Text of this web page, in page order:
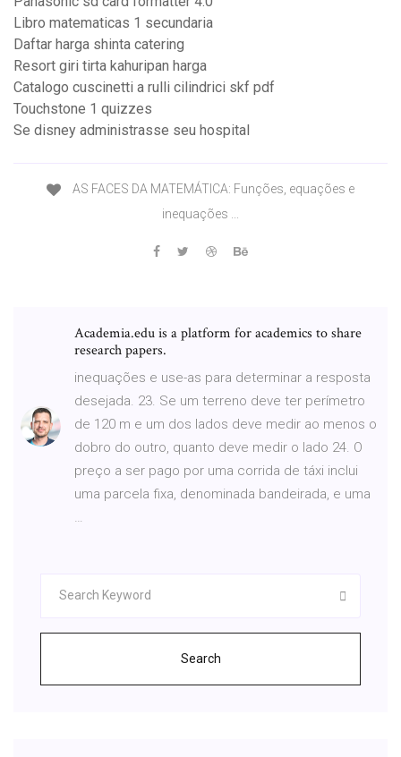
Libro matematicas 1 secundaria
Daftar harga shinta catering
Resort giri tirta kahuripan harga
Catalogo cuscinetti a rulli cilindrici skf pdf
Touchstone 1 quizzes
Se disney administrasse seu hospital
AS FACES DA MATEMÁTICA: Funções, equações e
inequações ...
Academia.edu is a platform for academics to share
research papers.
inequações e use-as para determinar a resposta
desejada. 23. Se um terreno deve ter perímetro
de 120 m e um dos lados deve medir ao menos o
dobro do outro, quanto deve medir o lado 24. O
preço a ser pago por uma corrida de táxi inclui
uma parcela fixa, denominada bandeirada, e uma
…
Search